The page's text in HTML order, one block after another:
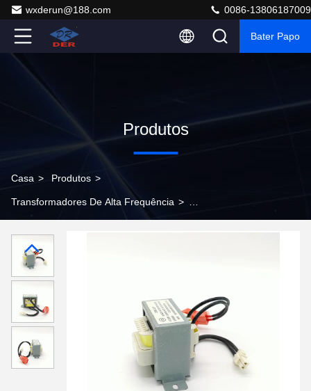
wxderun@188.com 0086-13806187009
Bater Papo
Produtos
Casa > Produtos >
Transformadores De Alta Frequência >
para conversores de CC para CC compatíveis com a
ROHS